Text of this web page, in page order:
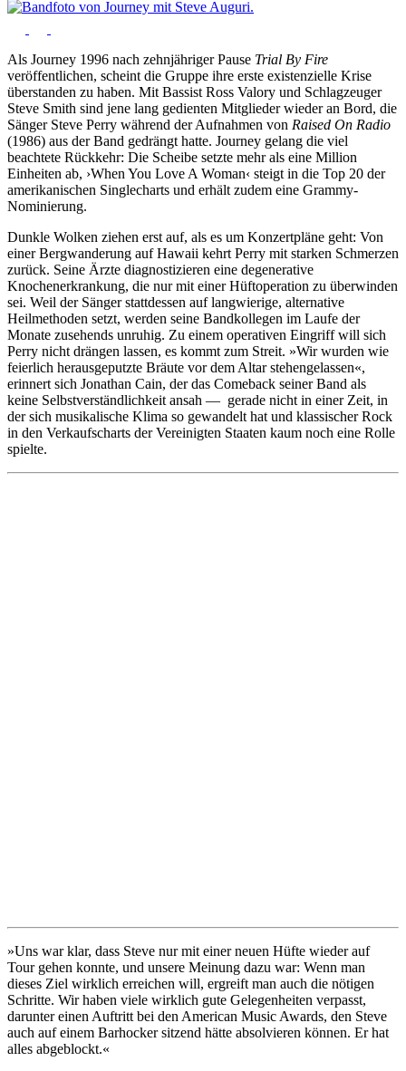
Als Journey 1996 nach zehnjähriger Pause Trial By Fire
veröffentlichen, scheint die Gruppe ihre erste existenzielle Krise
überstanden zu haben. Mit Bassist Ross Valory und Schlagzeuger
Steve Smith sind jene lang gedienten Mitglieder wieder an Bord, die
Sänger Steve Perry während der Aufnahmen von Raised On Radio
(1986) aus der Band gedrängt hatte. Journey gelang die viel
beachtete Rückkehr: Die Scheibe setzte mehr als eine Million
Einheiten ab, ›When You Love A Woman‹ steigt in die Top 20 der
amerikanischen Singlecharts und erhält zudem eine Grammy-
Nominierung.
Dunkle Wolken ziehen erst auf, als es um Konzertpläne geht: Von
einer Bergwanderung auf Hawaii kehrt Perry mit starken Schmerzen
zurück. Seine Ärzte diagnostizieren eine degenerative
Knochenerkrankung, die nur mit einer Hüftoperation zu überwinden
sei. Weil der Sänger stattdessen auf langwierige, alternative
Heilmethoden setzt, werden seine Bandkollegen im Laufe der
Monate zusehends unruhig. Zu einem operativen Eingriff will sich
Perry nicht drängen lassen, es kommt zum Streit. »Wir wurden wie
feierlich herausgeputzte Bräute vor dem Altar stehengelassen«,
erinnert sich Jonathan Cain, der das Comeback seiner Band als
keine Selbstverständlichkeit ansah — gerade nicht in einer Zeit, in
der sich musikalische Klima so gewandelt hat und klassischer Rock
in den Verkaufscharts der Vereinigten Staaten kaum noch eine Rolle
spielte.
»Uns war klar, dass Steve nur mit einer neuen Hüfte wieder auf
Tour gehen konnte, und unsere Meinung dazu war: Wenn man
dieses Ziel wirklich erreichen will, ergreift man auch die nötigen
Schritte. Wir haben viele wirklich gute Gelegenheiten verpasst,
darunter einen Auftritt bei den American Music Awards, den Steve
auch auf einem Barhocker sitzend hätte absolvieren können. Er hat
alles abgeblockt.«